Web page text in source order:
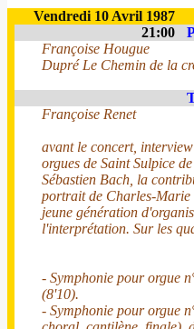
Vendredi 10 Avril 1987
21:00
Françoise Hougue
Dupré Le Chemin de la
Françoise Renet
avant le concert,
orgues de Saint Sulpice
Sébastien Bach, la
portrait de Charles-Marie
jeune génération
l'interprétation. Sur les
- Symphonie pour orgue
(8'10).
- Symphonie pour orgue